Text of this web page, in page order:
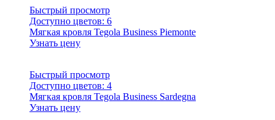
Быстрый просмотр
Доступно цветов: 6
Мягкая кровля Tegola Business Piemonte
Узнать цену
Быстрый просмотр
Доступно цветов: 4
Мягкая кровля Tegola Business Sardegna
Узнать цену